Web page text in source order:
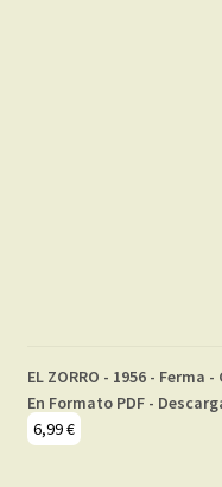
EL ZORRO - 1956 - Ferma
En Formato PDF -
6,99€